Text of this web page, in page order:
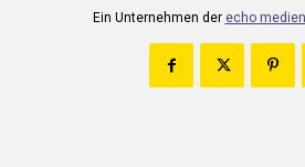
Ein Unternehmen der echo